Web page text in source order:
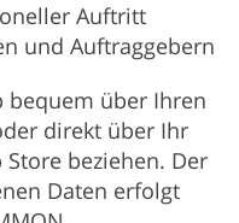
Auftritt
und Auftraggebern
bequem über Ihren
direkt über Ihr
beziehen. Der
Daten erfolgt